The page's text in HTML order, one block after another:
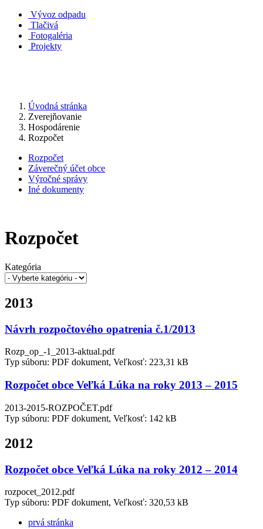
Vývoz odpadu
Tlačivá
Fotogaléria
Projekty
Úvodná stránka
Zverejňovanie
Hospodárenie
Rozpočet
Rozpočet
Záverečný účet obce
Výročné správy
Iné dokumenty
Rozpočet
Kategória
2013
Návrh rozpočtového opatrenia č.1/2013
Rozp_op_-1_2013-aktual.pdf
Typ súboru: PDF dokument, Veľkosť: 223,31 kB
Rozpočet obce Veľká Lúka na roky 2013 – 2015
2013-2015-ROZPOČET.pdf
Typ súboru: PDF dokument, Veľkosť: 142 kB
2012
Rozpočet obce Veľká Lúka na roky 2012 – 2014
rozpocet_2012.pdf
Typ súboru: PDF dokument, Veľkosť: 320,53 kB
prvá stránka